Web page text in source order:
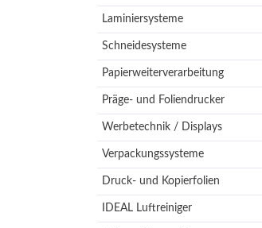
Laminiersysteme
Schneidesysteme
Papierweiterverarbeitung
Präge- und Foliendrucker
Werbetechnik / Displays
Verpackungssysteme
Druck- und Kopierfolien
IDEAL Luftreiniger